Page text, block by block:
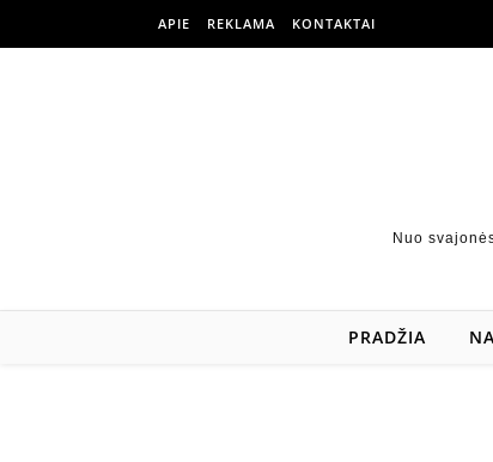
APIE REKLAMA KONTAKTAI
Nuo
PRADŽIA